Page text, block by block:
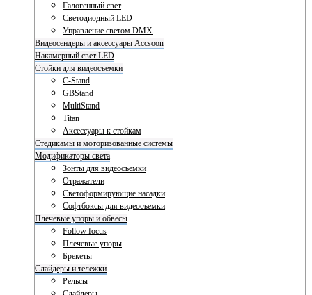
Галогенный свет
Светодиодный LED
Управление светом DMX
Видеосендеры и аксессуары Accsoon
Накамерный свет LED
Стойки для видеосъемки
C-Stand
GBStand
MultiStand
Titan
Аксессуары к стойкам
Стедикамы и моторизованные системы
Модификаторы света
Зонты для видеосъемки
Отражатели
Светоформирующие насадки
Софтбоксы для видеосъемки
Плечевые упоры и обвесы
Follow focus
Плечевые упоры
Брекеты
Слайдеры и тележки
Рельсы